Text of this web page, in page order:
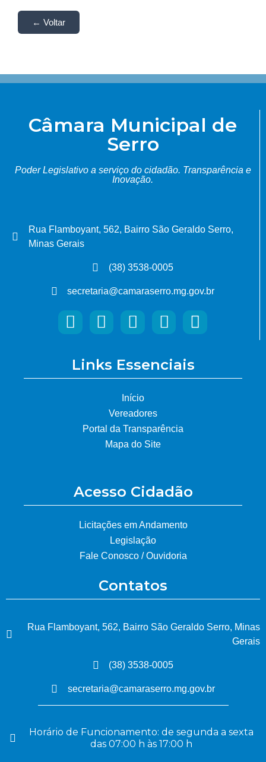
← Voltar
Câmara Municipal de
Serro
Poder Legislativo a serviço do cidadão. Transparência e
Inovação.
Rua Flamboyant, 562, Bairro São Geraldo Serro,
Minas Gerais
(38) 3538-0005
secretaria@camaraserro.mg.gov.br
Links Essenciais
Início
Vereadores
Portal da Transparência
Mapa do Site
Acesso Cidadão
Licitações em Andamento
Legislação
Fale Conosco / Ouvidoria
Contatos
Rua Flamboyant, 562, Bairro São Geraldo Serro, Minas
Gerais
(38) 3538-0005
secretaria@camaraserro.mg.gov.br
Horário de Funcionamento: de segunda a sexta
das 07:00 h às 17:00 h